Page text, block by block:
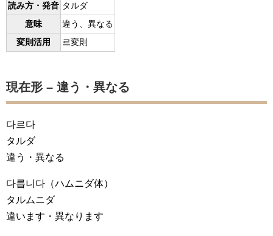
読み方・発音 タルダ
意味
違う、異なる
変則活用
르変則
現在形 – 違う・異なる
다르다
タルダ
違う・異なる
다릅니다 （ハムニダ体）
タルムニダ
違います・異なります